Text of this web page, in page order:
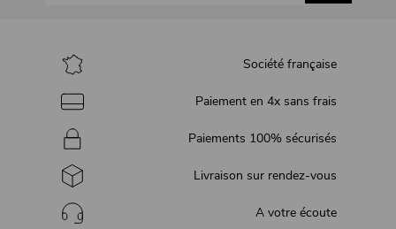
Société française
Paiement en 4x sans frais
Paiements 100% sécurisés
Livraison sur rendez-vous
A votre écoute